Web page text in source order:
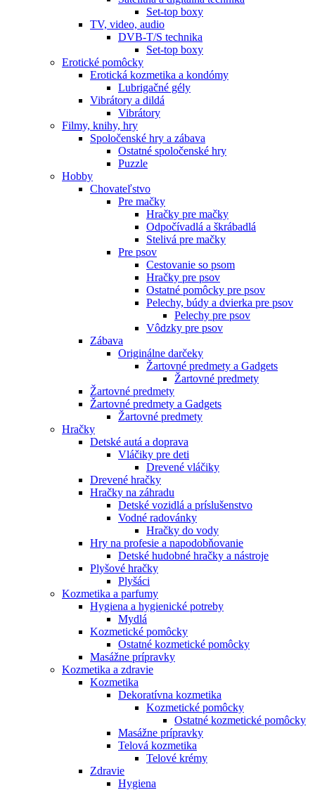
Set-top boxy
TV, video, audio
DVB-T/S technika
Set-top boxy
Erotické pomôcky
Erotická kozmetika a kondómy
Lubrigačné gély
Vibrátory a dildá
Vibrátory
Filmy, knihy, hry
Spoločenské hry a zábava
Ostatné spoločenské hry
Puzzle
Hobby
Chovateľstvo
Pre mačky
Hračky pre mačky
Odpočívadlá a škrábadlá
Stelivá pre mačky
Pre psov
Cestovanie so psom
Hračky pre psov
Ostatné pomôcky pre psov
Pelechy, búdy a dvierka pre psov
Pelechy pre psov
Vôdzky pre psov
Zábava
Originálne darčeky
Žartovné predmety a Gadgets
Žartovné predmety
Žartovné predmety
Žartovné predmety a Gadgets
Žartovné predmety
Hračky
Detské autá a doprava
Vláčiky pre deti
Drevené vláčiky
Drevené hračky
Hračky na záhradu
Detské vozidlá a príslušenstvo
Vodné radovánky
Hračky do vody
Hry na profesie a napodobňovanie
Detské hudobné hračky a nástroje
Plyšové hračky
Plyšáci
Kozmetika a parfumy
Hygiena a hygienické potreby
Mydlá
Kozmetické pomôcky
Ostatné kozmetické pomôcky
Masážne prípravky
Kozmetika a zdravie
Kozmetika
Dekoratívna kozmetika
Kozmetické pomôcky
Ostatné kozmetické pomôcky
Masážne prípravky
Telová kozmetika
Telové krémy
Zdravie
Hygiena